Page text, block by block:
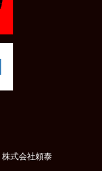
株式会社頼泰